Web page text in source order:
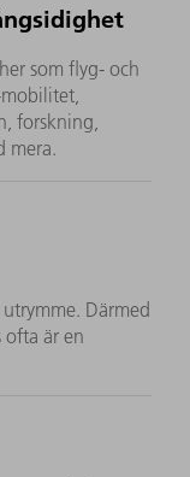
som flyg- och
forskning,
mera.
Därmed
är en